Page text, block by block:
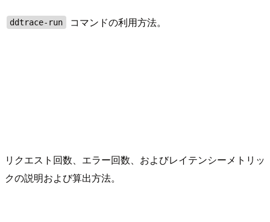
ddtrace-run コマンドの利用方法。
リクエスト回数、エラー回数、およびレイテンシーメトリッ
クの説明および算出方法。